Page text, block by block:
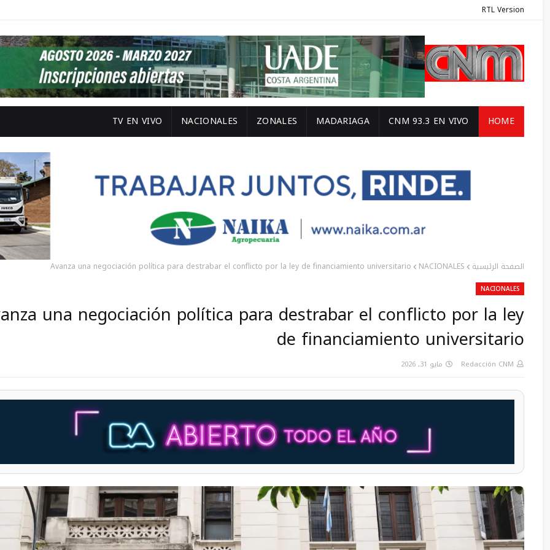
RTL Version
HOME
CNM 93.3 EN VIVO
MADARIAGA
ZONALES
NACIONALES
TV EN VIVO
الصفحة الرئيسية NACIONALES
Avanza una negociación política para destrabar el conflicto por la ley de financiamiento universitario
NACIONALES
una negociación política para destrabar el conflicto por la ley
de financiamiento universitario
Redacción CNM مايو 31, 2026